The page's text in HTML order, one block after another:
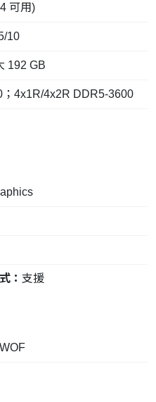
可用)
10
192 GB
4x1R/4x2R DDR5-3600
： 支援